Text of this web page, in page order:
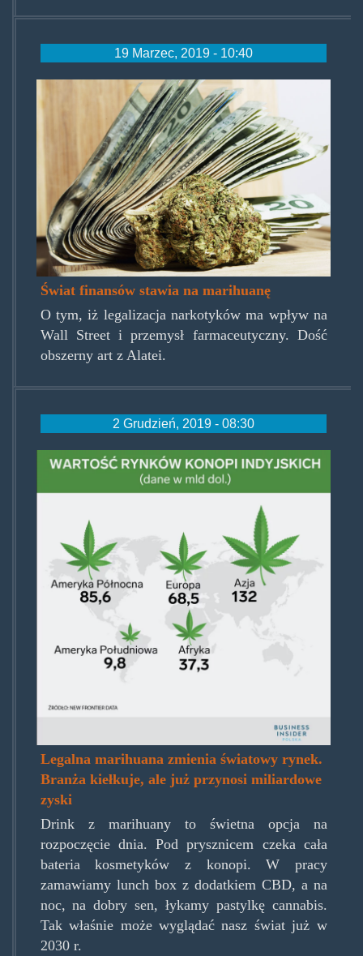
19 Marzec, 2019 - 10:40
dollars-
mj.jpg
Świat finansów stawia na marihuanę
O tym, iż legalizacja narkotyków ma wpływ na
Wall Street i przemysł farmaceutyczny. Dość
obszerny art z Alatei.
2 Grudzień, 2019 - 08:30
cannarynki.png
Legalna marihuana zmienia światowy rynek.
Branża kiełkuje, ale już przynosi miliardowe
zyski
Drink z marihuany to świetna opcja na
rozpoczęcie dnia. Pod prysznicem czeka cała
bateria kosmetyków z konopi. W pracy
zamawiamy lunch box z dodatkiem CBD, a na
noc, na dobry sen, łykamy pastylkę cannabis.
Tak właśnie może wyglądać nasz świat już w
2030 r.